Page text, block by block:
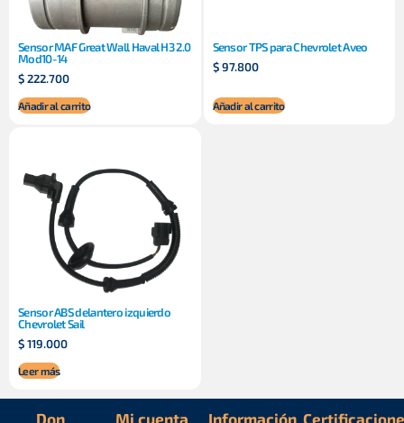
Sensor MAF Great Wall Haval H3 2.0
Mod10-14
$222.700
Añadir al carrito
Sensor TPS para Chevrolet Aveo
$97.800
Añadir al carrito
Sensor ABS delantero izquierdo
Chevrolet Sail
$119.000
Leer más
Don
Mi cuenta
Información